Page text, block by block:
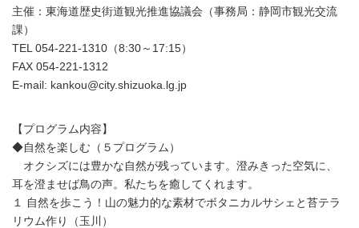
主催：東海道歴史街道観光推進協議会（事務局：静岡市観光交流
課）
TEL 054-221-1310（8:30～17:15）
FAX 054-221-1312
E-mail: kankou@city.shizuoka.lg.jp
【プログラム内容】
◆自然を楽しむ（５プログラム）
オクシズには豊かな自然が残っています。澄みきった空気に、
耳を澄ませば鳥の声。私たちを癒してくれます。
１ 自然を歩こう！山の魅力的な素材でボタニカルサシェと苔テラ
リウム作り（玉川）